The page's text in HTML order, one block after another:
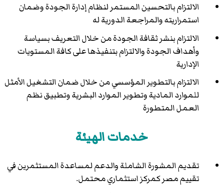
الالتزام بالتحسين المستمر لنظام إدارة الجودة وضمان
استمراريته والمراجعة الدورية له
الالتزام بنشر ثقافة الجودة من خلال التعريف بسياسة
وأهداف الجودة والالتزام بتنفيذها على كافة المستويات
الإدارية
الالتزام بالتطوير المؤسسي من خلال ضمان التشغيل الأمثل
للموارد المادية وتطوير الموارد البشرية وتطبيق نظم
العمل المتطورة
خدمات الهيئة
تقديم المشورة الشاملة والدعم لمساعدة المستثمرين في
تقييم مصر كمركز استثماري محتمل.